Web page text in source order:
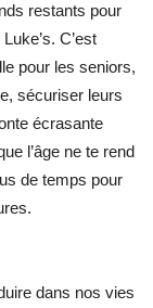
restants pour
C’est
pour les seniors,
sécuriser leurs
écrasante
l’âge ne te rend
de temps pour
dans nos vies